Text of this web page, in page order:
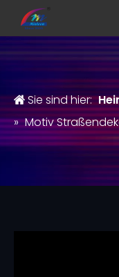
Sie sind hier:
» Motiv